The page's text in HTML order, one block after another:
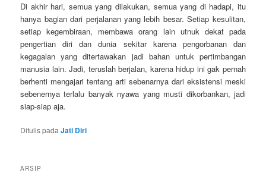
Di akhir hari, semua yang dilakukan, semua yang di hadapi, itu
hanya bagian dari perjalanan yang lebih besar. Setiap kesulitan,
setiap kegembiraan, membawa orang lain utnuk dekat pada
pengertian diri dan dunia sekitar karena pengorbanan dan
kegagalan yang ditertawakan jadi bahan untuk pertimbangan
manusia lain. Jadi, teruslah berjalan, karena hidup ini gak pernah
berhenti mengajari tentang arti sebenarnya dari eksistensi meski
sebenernya terlalu banyak nyawa yang musti dikorbankan, jadi
siap-siap aja.
Ditulis pada Jati Diri
ARSIP